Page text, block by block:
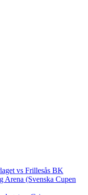
vs Frillesås BK
Arena (Svenska Cupen